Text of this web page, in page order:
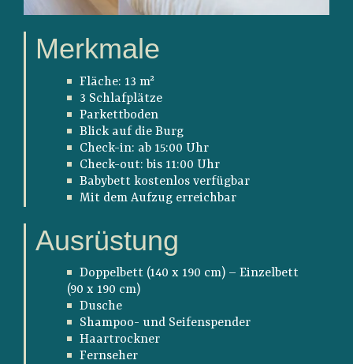
Merkmale
Fläche: 13 m²
3 Schlafplätze
Parkettboden
Blick auf die Burg
Check-in: ab 15:00 Uhr
Check-out: bis 11:00 Uhr
Babybett kostenlos verfügbar
Mit dem Aufzug erreichbar
Ausrüstung
Doppelbett (140 x 190 cm) – Einzelbett
(90 x 190 cm)
Dusche
Shampoo- und Seifenspender
Haartrockner
Fernseher